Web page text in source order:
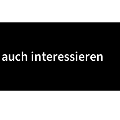
interessieren